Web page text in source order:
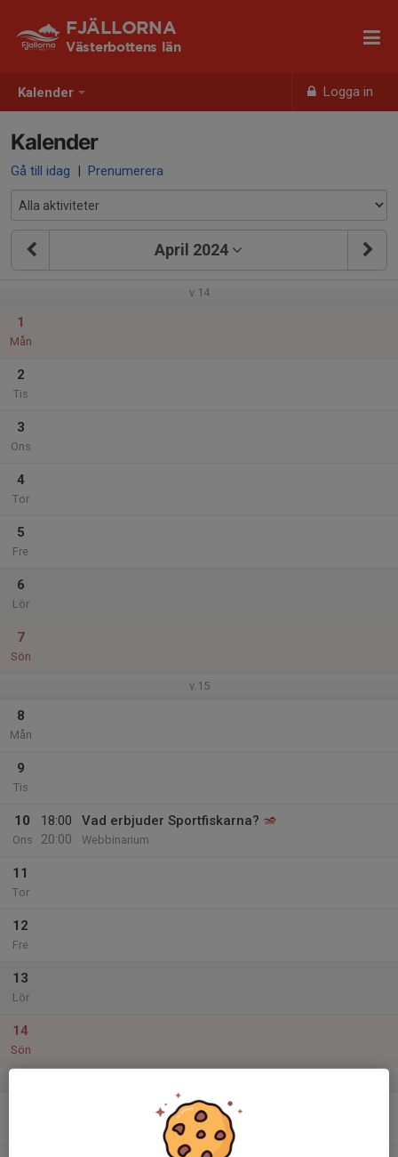
Kalender Logga in
FJÄLLORNA
Västerbottens län
Kalender
Gå till idag | Prenumerera
April 2024
v.14
1
Mån
2
Tis
3
Ons
4
Tor
5
Fre
6
Lör
7
Sön
v.15
8
Mån
9
Tis
10
Ons
18:00
20:00
Vad erbjuder Sportfiskarna?
Webbinarium
11
Tor
12
Fre
13
Lör
14
Sön
Informationskväll om fiskevård!
Studiefrämjandet, Storgatan 34 i Östersund